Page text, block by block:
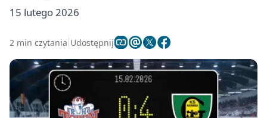
15 lutego 2026
2 min czytania Udostępnij